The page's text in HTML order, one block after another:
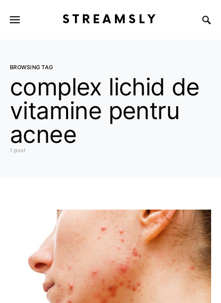
STREAMSLY
BROWSING TAG
complex lichid de
vitamine pentru
acnee
1 post